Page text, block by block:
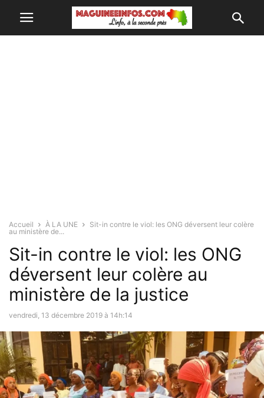
Accueil À LA UNE
Sit-in contre le viol: les ONG déversent leur colère
au ministère de...
Sit-in contre le viol: les ONG
déversent leur colère au
ministère de la justice
vendredi, 13 décembre 2019 à 14h:14